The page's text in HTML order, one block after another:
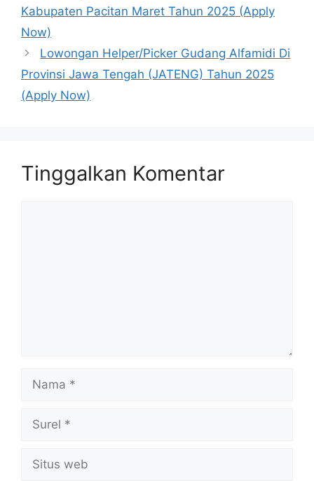
Kabupaten Pacitan Maret Tahun 2025 (Apply
Now)
Lowongan Helper/Picker Gudang Alfamidi Di
Provinsi Jawa Tengah (JATENG) Tahun 2025
(Apply Now)
Tinggalkan Komentar
Nama
Surel
Situs
web